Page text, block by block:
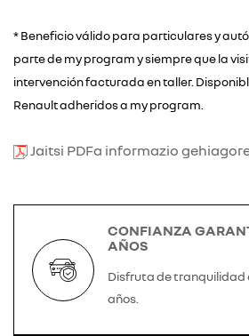
* Beneficio válido para particulares y
parte de my program y siempre que la
intervención facturada en taller.
Renault adheridos a my program.
Jaitsi PDFa informazio
CONFIANZA
AÑOS
Disfruta de tranquilidad
años.